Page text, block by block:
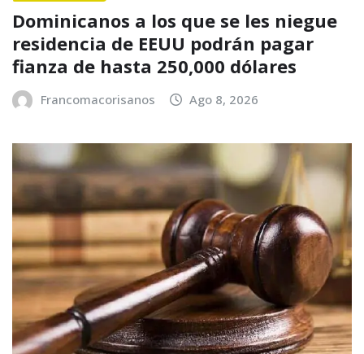
Dominicanos a los que se les niegue
residencia de EEUU podrán pagar
fianza de hasta 250,000 dólares
Francomacorisanos Ago 8, 2026